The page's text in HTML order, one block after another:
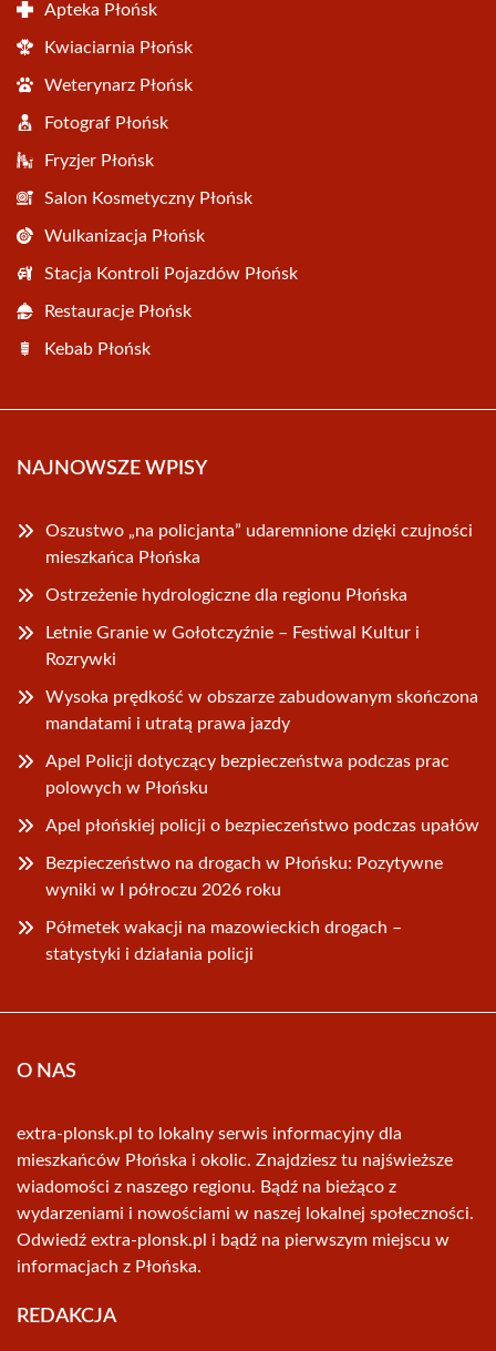
Apteka Płońsk
Kwiaciarnia Płońsk
Weterynarz Płońsk
Fotograf Płońsk
Fryzjer Płońsk
Salon Kosmetyczny Płońsk
Wulkanizacja Płońsk
Stacja Kontroli Pojazdów Płońsk
Restauracje Płońsk
Kebab Płońsk
NAJNOWSZE WPISY
Oszustwo „na policjanta” udaremnione dzięki czujności
mieszkańca Płońska
Ostrzeżenie hydrologiczne dla regionu Płońska
Letnie Granie w Gołotczyźnie – Festiwal Kultur i
Rozrywki
Wysoka prędkość w obszarze zabudowanym skończona
mandatami i utratą prawa jazdy
Apel Policji dotyczący bezpieczeństwa podczas prac
polowych w Płońsku
Apel płońskiej policji o bezpieczeństwo podczas upałów
Bezpieczeństwo na drogach w Płońsku: Pozytywne
wyniki w I półroczu 2026 roku
Półmetek wakacji na mazowieckich drogach –
statystyki i działania policji
O NAS
extra-plonsk.pl to lokalny serwis informacyjny dla
mieszkańców Płońska i okolic. Znajdziesz tu najświeższe
wiadomości z naszego regionu. Bądź na bieżąco z
wydarzeniami i nowościami w naszej lokalnej społeczności.
Odwiedź extra-plonsk.pl i bądź na pierwszym miejscu w
informacjach z Płońska.
REDAKCJA